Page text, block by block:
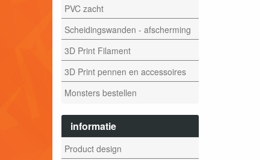
PVC zacht
Scheidingswanden - afscherming
3D Print Filament
3D Print pennen en accessoires
Monsters bestellen
informatie
Product design